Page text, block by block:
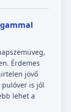
Érdemes
jövő
pulóver is jól
lehet a